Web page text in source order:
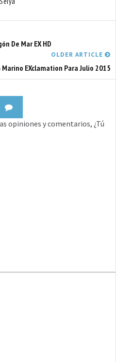
De Mar EX HD
OLDER ARTICLE
EXclamation Para Julio 2015
opiniones y comentarios, ¿Tú